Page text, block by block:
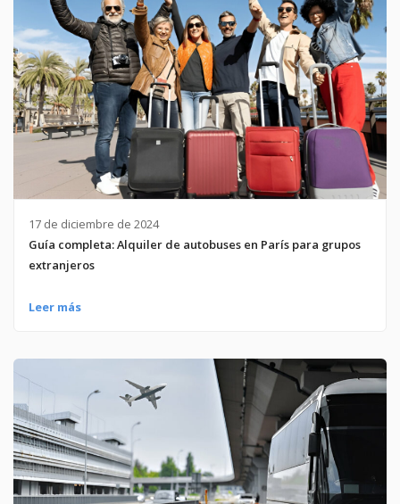
17 de diciembre de 2024
Guía completa: Alquiler de autobuses en París para grupos
extranjeros
Leer más